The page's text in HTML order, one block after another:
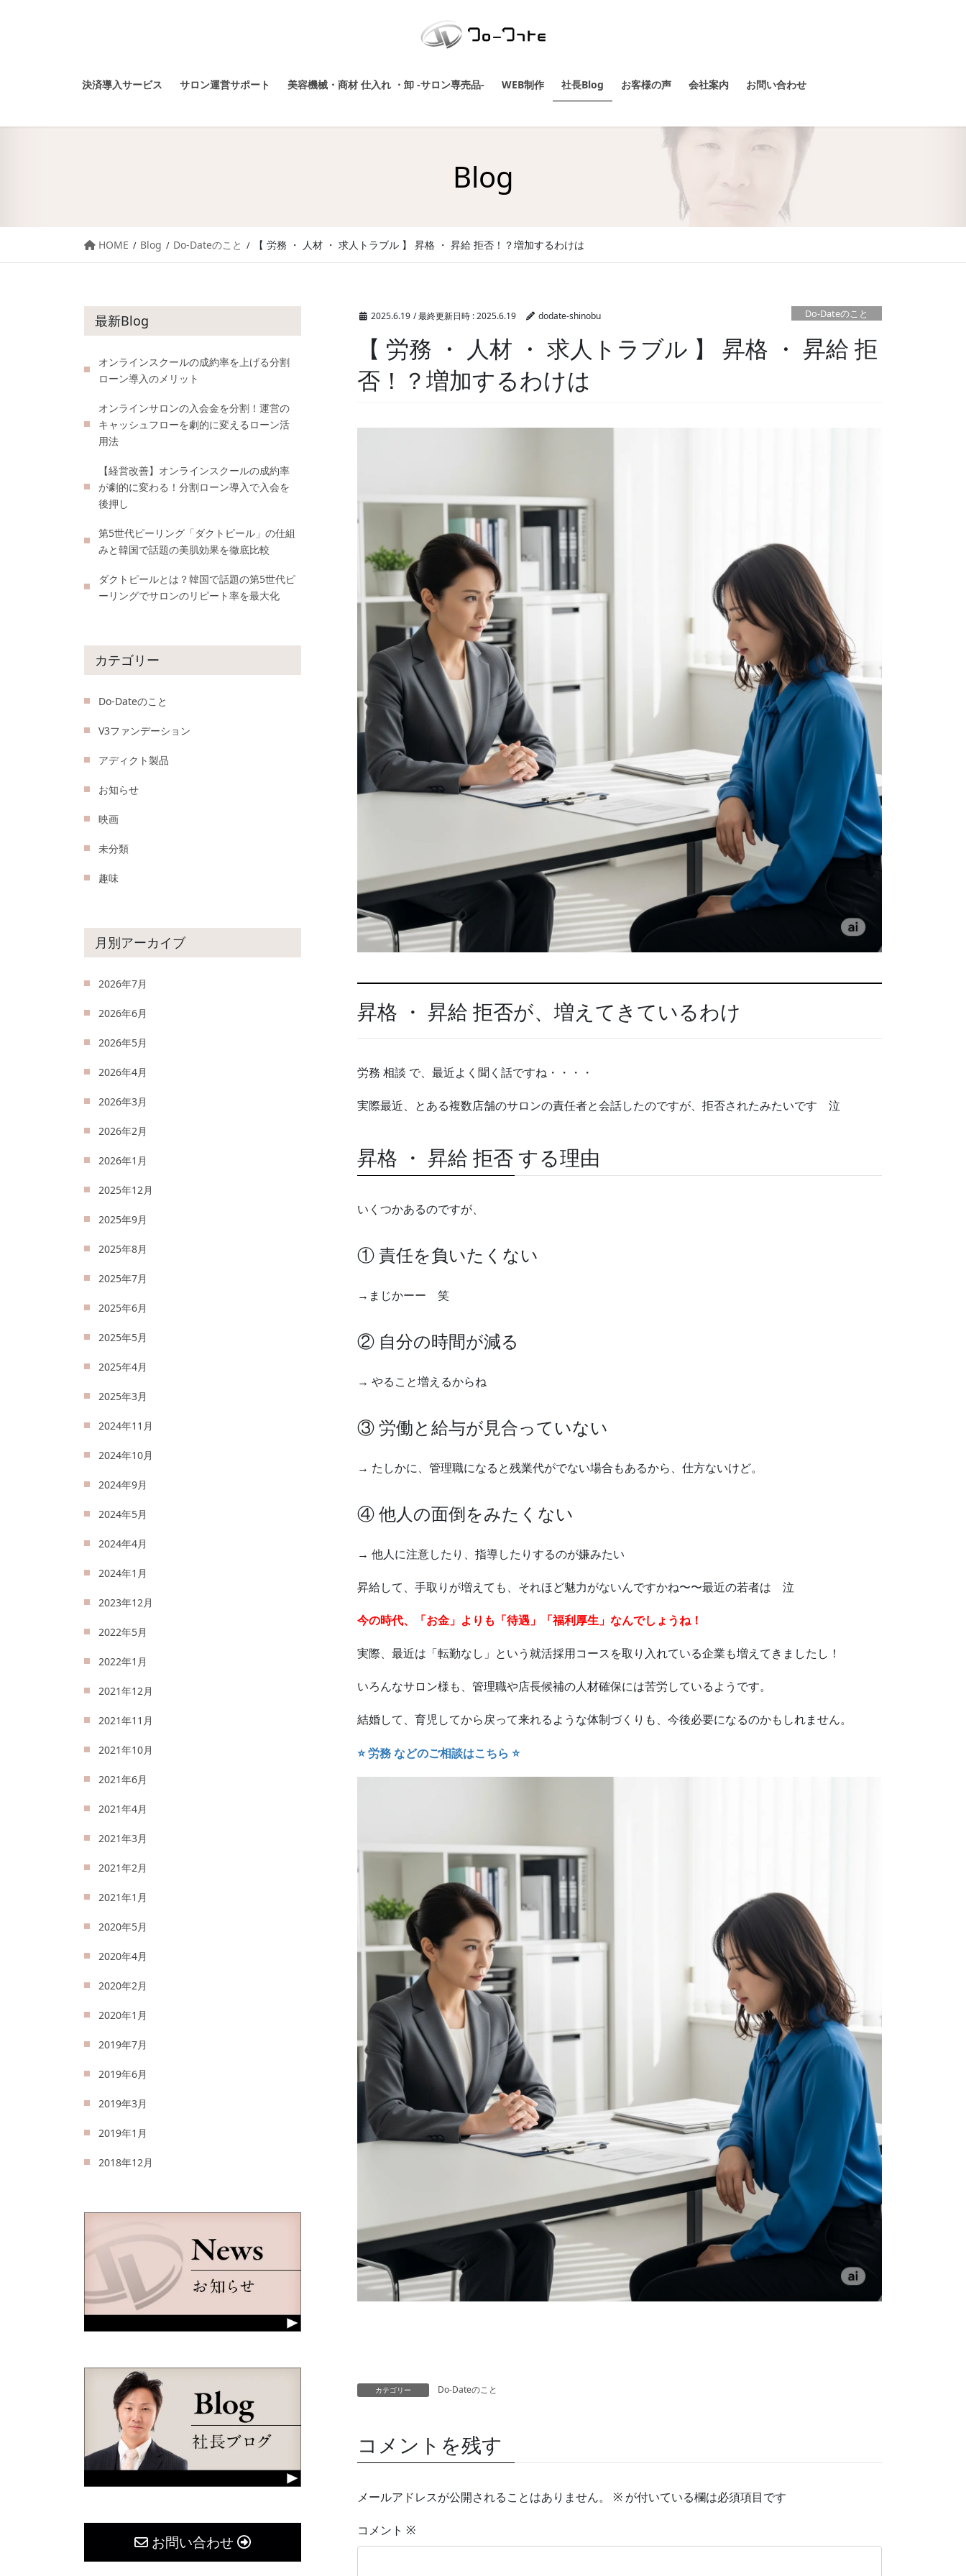
決済導入サービス サロン運営サポート 美容機械・商材 仕入れ ・卸 -サロン専売品- WEB制作 社長Blog お客様の声 会社案内 お問い合わせ
Blog
HOME Blog Do-Dateのこと 【 労務 ・ 人材 ・ 求人トラブル 】 昇格 ・ 昇給 拒否！？増加するわけは
2025.6.19 / 最終更新日時 :2025.6.19 dodate-shinobu Do-Dateのこと
【 労務 ・ 人材 ・ 求人トラブル 】 昇格 ・ 昇給 拒
否！？増加するわけは
昇格 ・ 昇給 拒否が、増えてきているわけ
労務 相談 で、最近よく聞く話ですね・・・・
実際最近、とある複数店舗のサロンの責任者と会話したのですが、拒否されたみたいです 泣
昇格 ・ 昇給 拒否 する理由
いくつかあるのですが、
① 責任を負いたくない
→まじかーー 笑
② 自分の時間が減る
→ やること増えるからね
③ 労働と給与が見合っていない
→ たしかに、管理職になると残業代がでない場合もあるから、仕方ないけど。
④ 他人の面倒をみたくない
→ 他人に注意したり、指導したりするのが嫌みたい
昇給して、手取りが増えても、それほど魅力がないんですかね〜〜最近の若者は 泣
今の時代、「お金」よりも「待遇」「福利厚生」なんでしょうね！
実際、最近は「転勤なし」という就活採用コースを取り入れている企業も増えてきましたし！
いろんなサロン様も、管理職や店長候補の人材確保には苦労しているようです。
結婚して、育児してから戻って来れるような体制づくりも、今後必要になるのかもしれません。
⭐️ 労務 などのご相談はこちら ⭐️
カテゴリー Do-Dateのこと
コメントを残す
メールアドレスが公開されることはありません。 ※ が付いている欄は必須項目です
コメント ※
最新Blog
オンラインスクールの成約率を上げる分割
ローン導入のメリット
オンラインサロンの入会金を分割！運営の
キャッシュフローを劇的に変えるローン活
用法
【経営改善】オンラインスクールの成約率
が劇的に変わる！分割ローン導入で入会を
後押し
第5世代ピーリング「ダクトピール」の仕組
みと韓国で話題の美肌効果を徹底比較
ダクトピールとは？韓国で話題の第5世代ピ
ーリングでサロンのリピート率を最大化
カテゴリー
Do-Dateのこと
V3ファンデーション
アディクト製品
お知らせ
映画
未分類
趣味
月別アーカイブ
2026年7月
2026年6月
2026年5月
2026年4月
2026年3月
2026年2月
2026年1月
2025年12月
2025年9月
2025年8月
2025年7月
2025年6月
2025年5月
2025年4月
2025年3月
2024年11月
2024年10月
2024年9月
2024年5月
2024年4月
2024年1月
2023年12月
2022年5月
2022年1月
2021年12月
2021年11月
2021年10月
2021年6月
2021年4月
2021年3月
2021年2月
2021年1月
2020年5月
2020年4月
2020年2月
2020年1月
2019年7月
2019年6月
2019年3月
2019年1月
2018年12月
お問い合わせ